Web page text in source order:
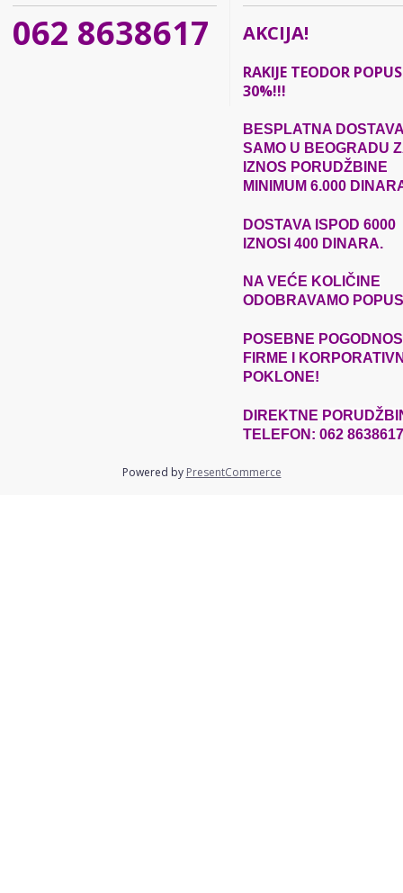
062 8638617 AKCIJA!
RAKIJE TEODOR
30%!!!
BESPLATNA
SAMO U BEOGRADU
IZNOS PORUDŽBINE
MINIMUM 6.000
DOSTAVA ISPOD 6000
IZNOSI 400 DINARA.
NA VEĆE KOLIČINE
ODOBRAVAMO
POSEBNE
FIRME I
POKLONE!
DIREKTNE
TELEFON: 062
Powered by PresentCommerce